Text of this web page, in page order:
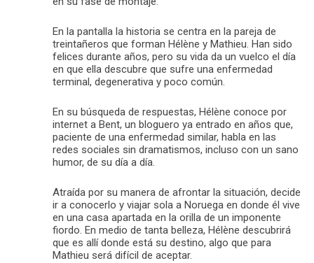
En la pantalla la historia se centra en la pareja de
treintañeros que forman Hélène y Mathieu. Han sido
felices durante años, pero su vida da un vuelco el día
en que ella descubre que sufre una enfermedad
terminal, degenerativa y poco común.
En su búsqueda de respuestas, Hélène conoce por
internet a Bent, un bloguero ya entrado en años que,
paciente de una enfermedad similar, habla en las
redes sociales sin dramatismos, incluso con un sano
humor, de su día a día.
Atraída por su manera de afrontar la situación, decide
ir a conocerlo y viajar sola a Noruega en donde él vive
en una casa apartada en la orilla de un imponente
fiordo. En medio de tanta belleza, Hélène descubrirá
que es allí donde está su destino, algo que para
Mathieu será difícil de aceptar.